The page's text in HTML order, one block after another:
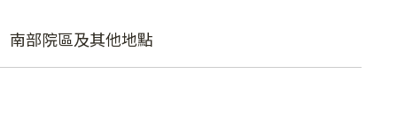
南部院區及其他地點